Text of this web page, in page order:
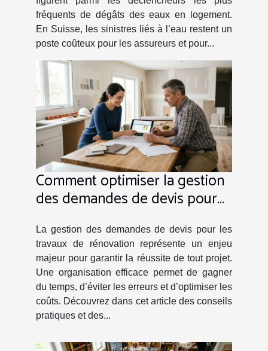
fréquents de dégâts des eaux en logement.
En Suisse, les sinistres liés à l’eau restent un
poste coûteux pour les assureurs et pour...
Comment optimiser la gestion
des demandes de devis pour
La gestion des demandes de devis pour les
travaux de rénovation représente un enjeu
majeur pour garantir la réussite de tout projet.
Une organisation efficace permet de gagner
du temps, d’éviter les erreurs et d’optimiser les
coûts. Découvrez dans cet article des conseils
pratiques et des...